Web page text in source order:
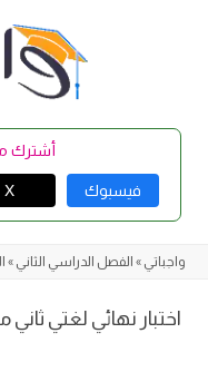
أشترك
فيسبوك X
واجباتي » الفصل الدراسي الثاني »
اختبار نهائي لغتي ثاني